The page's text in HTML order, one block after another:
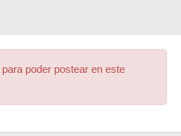
para poder postear en este